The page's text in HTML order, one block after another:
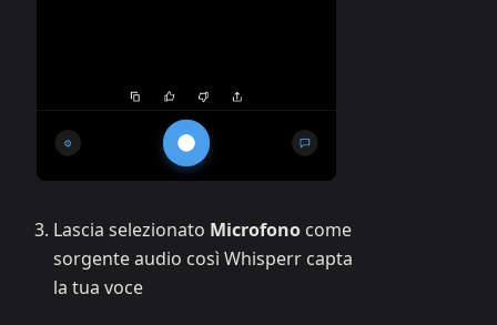
Lascia selezionato Microfono come
sorgente audio così Whisperr capta
la tua voce